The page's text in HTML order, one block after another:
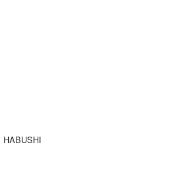
HABUSHI